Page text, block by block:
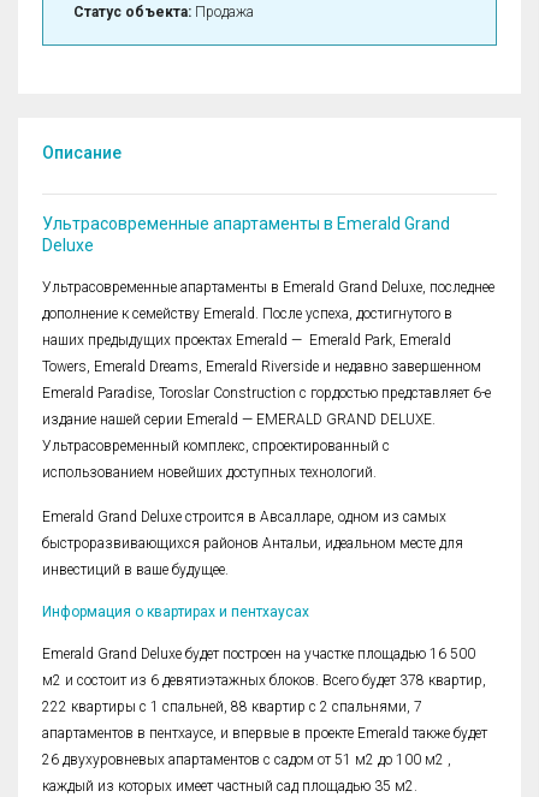
Статус объекта: Продажа
Описание
Ультрасовременные апартаменты в Emerald Grand
Deluxe
Ультрасовременные апартаменты в Emerald Grand Deluxe, последнее
дополнение к семейству Emerald. После успеха, достигнутого в
наших предыдущих проектах Emerald — Emerald Park, Emerald
Towers, Emerald Dreams, Emerald Riverside и недавно завершенном
Emerald Paradise, Toroslar Construction с гордостью представляет 6-е
издание нашей серии Emerald — EMERALD GRAND DELUXE.
Ультрасовременный комплекс, спроектированный с
использованием новейших доступных технологий.
Emerald Grand Deluxe строится в Авсалларе, одном из самых
быстроразвивающихся районов Антальи, идеальном месте для
инвестиций в ваше будущее.
Информация о квартирах и пентхаусах
Emerald Grand Deluxe будет построен на участке площадью 16 500
м2 и состоит из 6 девятиэтажных блоков. Всего будет 378 квартир,
222 квартиры с 1 спальней, 88 квартир с 2 спальнями, 7
апартаментов в пентхаусе, и впервые в проекте Emerald также будет
26 двухуровневых апартаментов с садом от 51 м2 до 100 м2 ,
каждый из которых имеет частный сад площадью 35 м2.